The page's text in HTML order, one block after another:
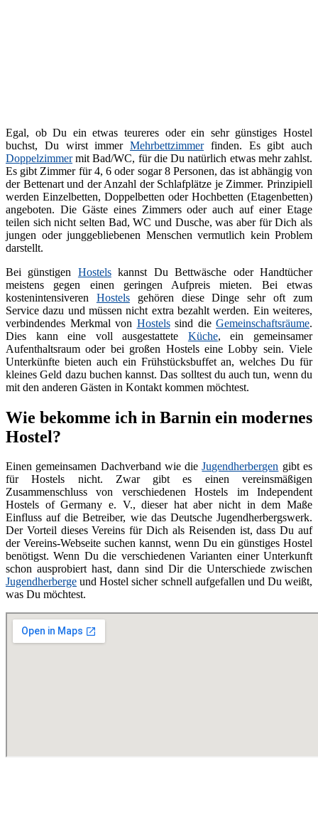
Egal, ob Du ein etwas teureres oder ein sehr günstiges Hostel
buchst, Du wirst immer Mehrbettzimmerfinden. Es gibt auch
Doppelzimmermit Bad/WC, für die Du natürlich etwas mehr zahlst.
Es gibt Zimmer für 4, 6 oder sogar 8 Personen, das ist abhängig von
der Bettenart und der Anzahl der Schlafplätze je Zimmer. Prinzipiell
werden Einzelbetten, Doppelbetten oder Hochbetten (Etagenbetten)
angeboten. Die Gäste eines Zimmers oder auch auf einer Etage
teilen sich nicht selten Bad, WC und Dusche, was aber für Dich als
jungen oder junggebliebenen Menschen vermutlich kein Problem
darstellt.
Bei günstigen Hostelskannst Du Bettwäsche oder Handtücher
meistens gegen einen geringen Aufpreis mieten. Bei etwas
kostenintensiveren Hostelsgehören diese Dinge sehr oft zum
Service dazu und müssen nicht extra bezahlt werden. Ein weiteres,
verbindendes Merkmal von Hostelssind die Gemeinschaftsräume.
Dies kann eine voll ausgestattete Küche, ein gemeinsamer
Aufenthaltsraum oder bei großen Hostels eine Lobby sein. Viele
Unterkünfte bieten auch ein Frühstücksbuffet an, welches Du für
kleines Geld dazu buchen kannst. Das solltest du auch tun, wenn du
mit den anderen Gästen in Kontakt kommen möchtest.
Wie bekomme ich in Barnin ein modernes
Hostel?
Einen gemeinsamen Dachverband wie dieJugendherbergen gibt es
für Hostels nicht. Zwar gibt es einen vereinsmäßigen
Zusammenschluss von verschiedenen Hostels im Independent
Hostels of Germany e. V., dieser hat aber nicht in dem Maße
Einfluss auf die Betreiber, wie das Deutsche Jugendherbergswerk.
Der Vorteil dieses Vereins für Dich als Reisenden ist, dass Du auf
der Vereins-Webseite suchen kannst, wenn Du ein günstiges Hostel
benötigst. Wenn Du die verschiedenen Varianten einer Unterkunft
schon ausprobiert hast, dann sind Dir die Unterschiede zwischen
Jugendherberge und Hostel sicher schnell aufgefallen und Du weißt,
was Du möchtest.